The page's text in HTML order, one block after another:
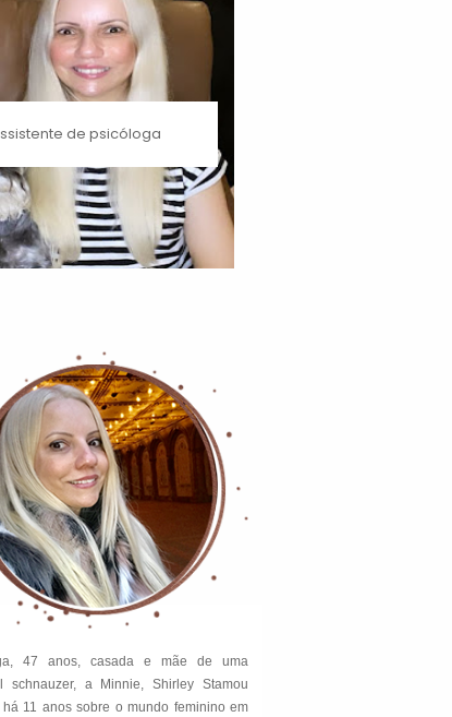
de psicóloga
47 anos, casada e mãe de uma
schnauzer, a Minnie, Shirley Stamou
há 11 anos sobre o mundo feminino em